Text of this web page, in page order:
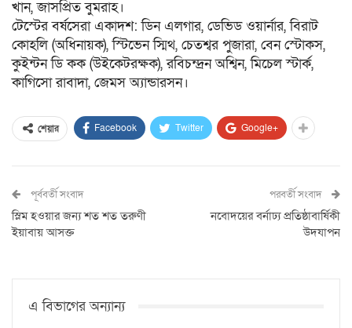
খান, জাসপ্রিত বুমরাহ।
টেস্টের বর্ষসেরা একাদশ: ডিন এলগার, ডেভিড ওয়ার্নার, বিরাট
কোহলি (অধিনায়ক), স্টিভেন স্মিথ, চেতশ্বর পুজারা, বেন স্টোকস,
কুইন্টন ডি কক (উইকেটরক্ষক), রবিচন্দ্রন অশ্বিন, মিচেল স্টার্ক,
কাগিসো রাবাদা, জেমস অ্যান্ডারসন।
শেয়ার Facebook Twitter Google+
পূর্ববর্তী সংবাদ
স্লিম হওয়ার জন্য শত শত তরুণী
ইয়াবায় আসক্ত
পরবর্তী সংবাদ
নবোদয়ের বর্নাঢ্য প্রতিষ্ঠাবার্ষিকী
উদযাপন
এ বিভাগের অন্যান্য